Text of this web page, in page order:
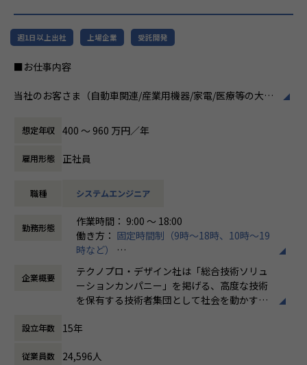
週1日以上出社 上場企業 受託開発
■お仕事内容
当社のお客さま（自動車関連/産業用機器/家電/医療等の大手
ナログ/デジタル/高周波）として開発業務に従事していただ
きます。
会社についての詳細
ィングを融合し、課題解決から価値創造までを一貫して支援
輸送用機器、産業用機械、精密機器、電子部品、医療機器な
ど幅広い業界において、多様なプロジェクトからエンジニア
が高度な技術経験を積むことのできる環境を提供していま
さらに、体系的な教育・研修制度を通じて先端技術の習得を
促進し、エンジニア一人ひとりの専門性向上と高付加価値化
会社の定める業務
想定年収 400 〜 960 万円／年
雇用形態 正社員
職種 システムエンジニア
勤務形態
作業時間： 9:00 ～ 18:00
働き方： 固定時間制（9時～18時、10時～19
時など）
時間外労働の有無： 有（月平均20時間）
休憩時間： 60分
企業概要
テクノプロ・デザイン社は「総合技術ソリュ
ーションカンパニー」を掲げる、高度な技術
を保有する技術者集団として社会を動かすこ
に渡ります。いわゆる技術者派遣と呼ばれ
設立年数 15年
従業員数 24,596人